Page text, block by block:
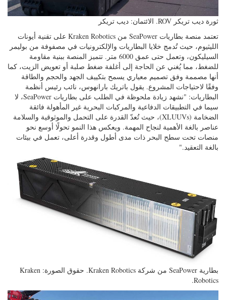
ثورة ديب تريكر ROV. الائتمان: ديب تريكر
تعتمد منصة بطاريات SeaPower من Kraken Robotics على تقنية أيونات
الليثيوم، حيث تُدمج خلايا البطاريات والإلكترونيات في مصفوفة من بوليمر
السيليكون، وتعمل حتى عمق 6000 متر. تتميز المنصة ببنية مقاومة
للضغط، مما يُغني عن الحاجة إلى أغلفة ضغط صلبة أو تعويض الزيت، كما
أنها مصممة وفق تصميم معياري يسمح بتكييف الجهد والحجم والطاقة
وفقًا لاحتياجات المشروع. يقول باتريك بارانهوس، نائب رئيس أنظمة
البطاريات: "نشهد زيادة ملحوظة في الطلب على بطاريات SeaPower، لا
سيما في التطبيقات الدفاعية والمركبات البحرية غير المأهولة فائقة
الضخامة (XLUUVs)، حيث تُعدّ القدرة على التحمل والموثوقية والسلامة
عناصر بالغة الأهمية لنجاح المهمة. ويعكس هذا النمو تحولًا أوسع نحو
منصات تحت سطح البحر ذات مدى أطول وقدرة أعلى، تعمل في بيئات
بالغة التعقيد."
بطارية SeaPower من شركة Kraken Robotics. حقوق الصورة: Kraken
Robotics.